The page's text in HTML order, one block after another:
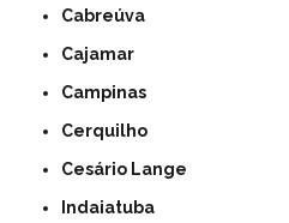
Cabreúva
Cajamar
Campinas
Cerquilho
Cesário Lange
Indaiatuba